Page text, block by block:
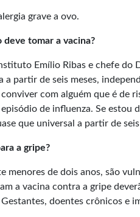
grave a ovo.
tomar a vacina?
Emílio Ribas e chefe do
a partir de seis meses,
com alguém que é de
de influenza. Se estou
que universal a partir de seis
a gripe?
menores de dois anos, são
a vacina contra a gripe
doentes crônicos e